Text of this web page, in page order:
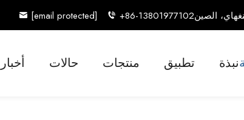
+86-13801977102
[email protected]
نبذة تطبيق منتجات حالات أخبار